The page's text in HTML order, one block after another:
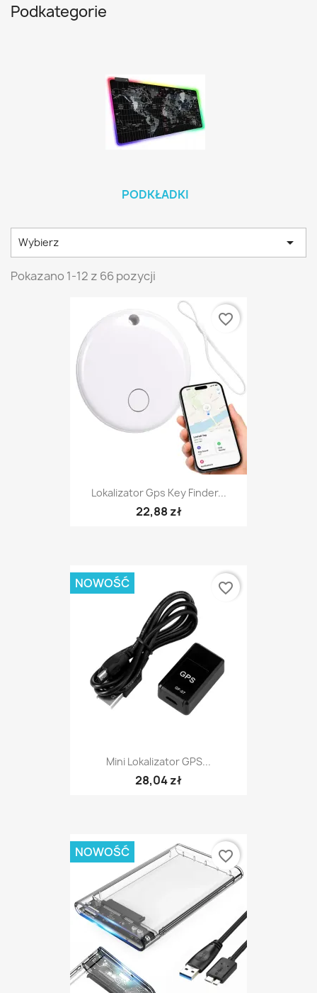
Podkategorie
PODKŁADKI
Wybierz 
Pokazano 1-12 z 66 pozycji
Lokalizator Gps Key Finder...
22,88 zł
favorite_border
Mini Lokalizator GPS...
28,04 zł
NOWOŚĆ favorite_border
NOWOŚĆ favorite_border